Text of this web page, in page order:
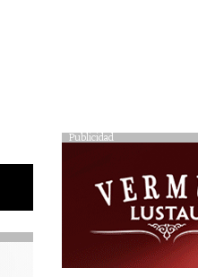
Publicidad